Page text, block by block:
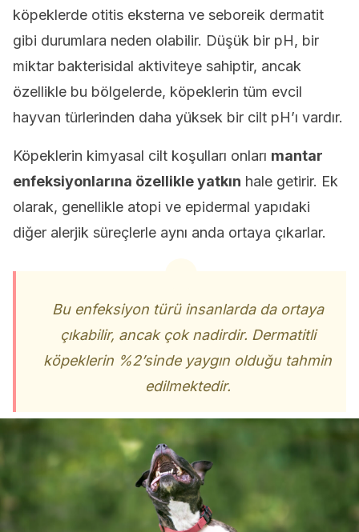
köpeklerde otitis eksterna ve seboreik dermatit
gibi durumlara neden olabilir. Düşük bir pH, bir
miktar bakterisidal aktiviteye sahiptir, ancak
özellikle bu bölgelerde, köpeklerin tüm evcil
hayvan türlerinden daha yüksek bir cilt pH’ı vardır.
Köpeklerin kimyasal cilt koşulları onları mantar
enfeksiyonlarına özellikle yatkın hale getirir. Ek
olarak, genellikle atopi ve epidermal yapıdaki
diğer alerjik süreçlerle aynı anda ortaya çıkarlar.
Bu enfeksiyon türü insanlarda da ortaya
çıkabilir, ancak çok nadirdir. Dermatitli
köpeklerin %2’sinde yaygın olduğu tahmin
edilmektedir.